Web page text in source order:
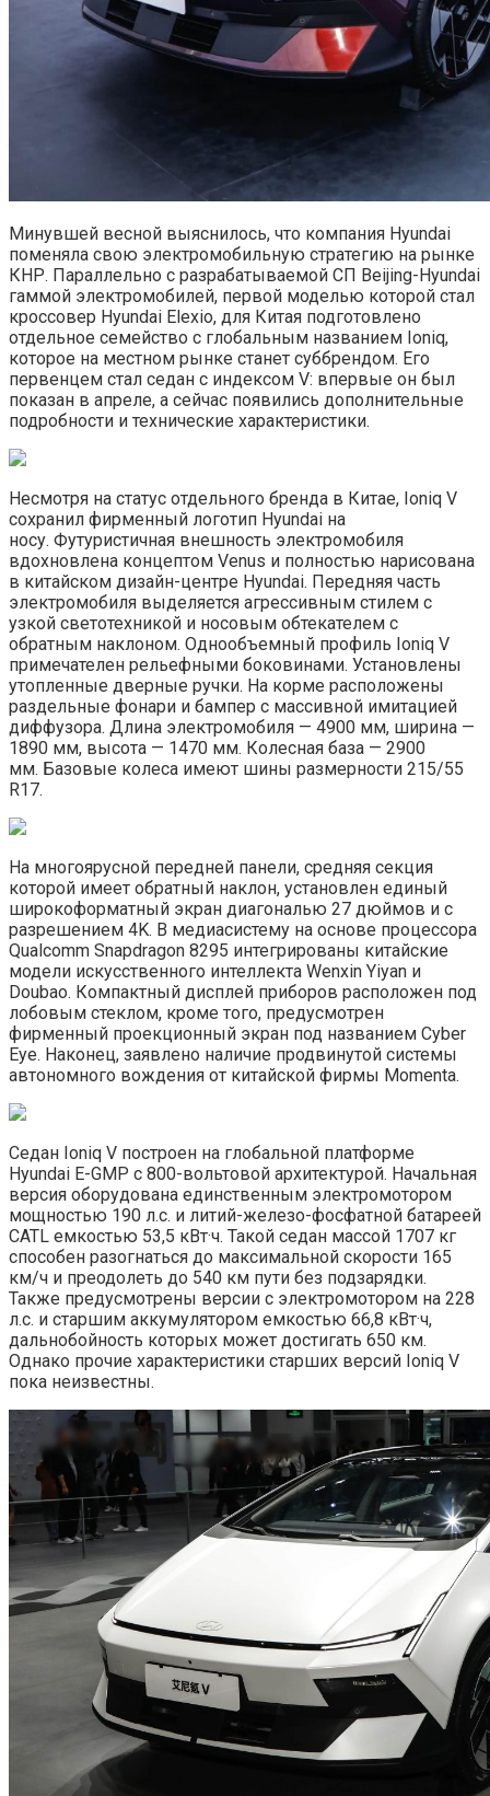
Минувшей весной выяснилось, что компания Hyundai
поменяла свою электромобильную стратегию на рынке
КНР. Параллельно с разрабатываемой СП Beijing-Hyundai
гаммой электромобилей, первой моделью которой стал
кроссовер Hyundai Elexio, для Китая подготовлено
отдельное семейство с глобальным названием Ioniq,
которое на местном рынке станет суббрендом. Его
первенцем стал седан с индексом V: впервые он был
показан в апреле, а сейчас появились дополнительные
подробности и технические характеристики.
Несмотря на статус отдельного бренда в Китае, Ioniq V
сохранил фирменный логотип Hyundai на
носу. Футуристичная внешность электромобиля
вдохновлена концептом Venus и полностью нарисована
в китайском дизайн-центре Hyundai. Передняя часть
электромобиля выделяется агрессивным стилем с
узкой светотехникой и носовым обтекателем с
обратным наклоном. Однообъемный профиль Ioniq V
примечателен рельефными боковинами. Установлены
утопленные дверные ручки. На корме расположены
раздельные фонари и бампер с массивной имитацией
диффузора. Длина электромобиля — 4900 мм, ширина —
1890 мм, высота — 1470 мм. Колесная база — 2900
мм. Базовые колеса имеют шины размерности 215/55
R17.
На многоярусной передней панели, средняя секция
которой имеет обратный наклон, установлен единый
широкоформатный экран диагональю 27 дюймов и с
разрешением 4K. В медиасистему на основе процессора
Qualcomm Snapdragon 8295 интегрированы китайские
модели искусственного интеллекта Wenxin Yiyan и
Doubao. Компактный дисплей приборов расположен под
лобовым стеклом, кроме того, предусмотрен
фирменный проекционный экран под названием Cyber
Eye. Наконец, заявлено наличие продвинутой системы
автономного вождения от китайской фирмы Momenta.
Седан Ioniq V построен на глобальной платформе
Hyundai E-GMP с 800-вольтовой архитектурой. Начальная
версия оборудована единственным электромотором
мощностью 190 л.с. и литий-железо-фосфатной батареей
CATL емкостью 53,5 кВт·ч. Такой седан массой 1707 кг
способен разогнаться до максимальной скорости 165
км/ч и преодолеть до 540 км пути без подзарядки.
Также предусмотрены версии с электромотором на 228
л.с. и старшим аккумулятором емкостью 66,8 кВт·ч,
дальнобойность которых может достигать 650 км.
Однако прочие характеристики старших версий Ioniq V
пока неизвестны.